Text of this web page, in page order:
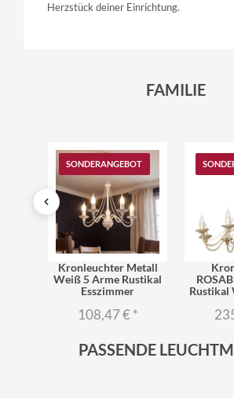
Herzstück deiner Einrichtung.
FAMILIE
SONDERANGEBOT
Kronleuchter Metall
Weiß 5 Arme Rustikal
Esszimmer
108,47 €*
Rustikal
PASSENDE